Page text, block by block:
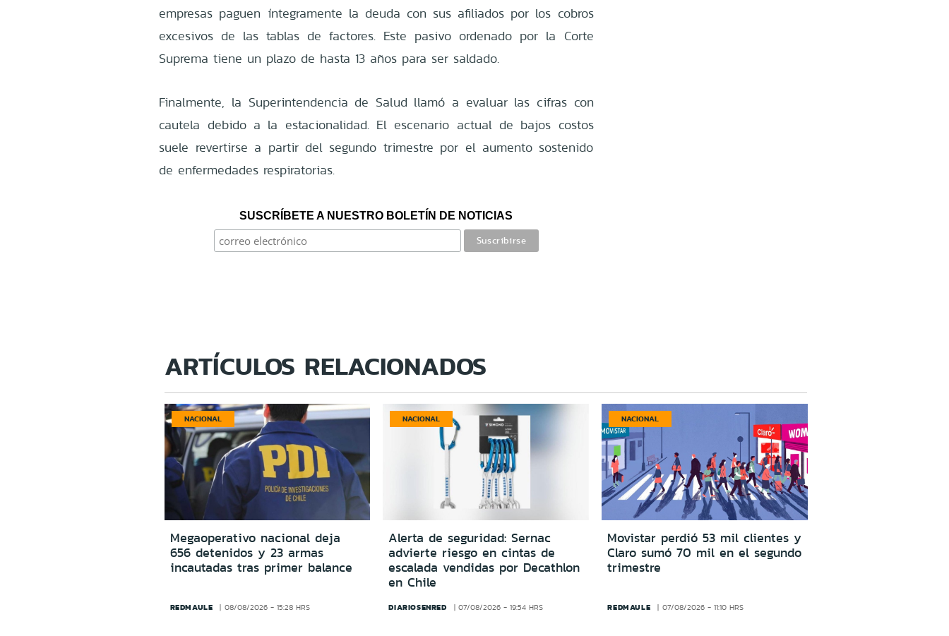
empresas paguen íntegramente la deuda con sus afiliados por los cobros
excesivos de las tablas de factores. Este pasivo ordenado por la Corte
Suprema tiene un plazo de hasta 13 años para ser saldado.
Finalmente, la Superintendencia de Salud llamó a evaluar las cifras con
cautela debido a la estacionalidad. El escenario actual de bajos costos
suele revertirse a partir del segundo trimestre por el aumento sostenido
de enfermedades respiratorias.
SUSCRÍBETE A NUESTRO BOLETÍN DE NOTICIAS
ARTÍCULOS RELACIONADOS
NACIONAL
Megaoperativo nacional deja
656 detenidos y 23 armas
incautadas tras primer balance
REDMAULE 08/08/2026 - 15:28 HRS
NACIONAL
Alerta de seguridad: Sernac
advierte riesgo en cintas de
escalada vendidas por Decathlon
en Chile
DIARIOSENRED 07/08/2026 - 19:54 HRS
NACIONAL
Movistar perdió 53 mil clientes y
Claro sumó 70 mil en el segundo
trimestre
REDMAULE 07/08/2026 - 11:10 HRS